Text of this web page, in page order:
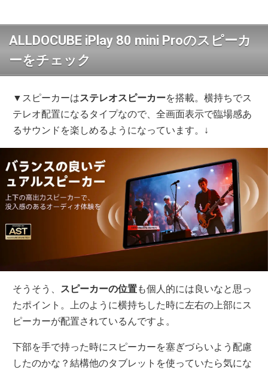
ALLDOCUBE iPlay 80 mini Proのスピーカ
ーをチェック
▼スピーカーはステレオスピーカーを搭載。横持ちでス
テレオ配置になるタイプなので、全画面表示で臨場感あ
るサウンドを楽しめるようになっています。↓
そうそう、 スピーカーの位置も個人的には良いなと思っ
たポイント。上のように横持ちした時に左右の上部にス
ピーカーが配置されているんですよ。
下部を手で持った時にスピーカーを塞ぎづらいよう配慮
したのかな？結構他のタブレットを使っていたら気にな